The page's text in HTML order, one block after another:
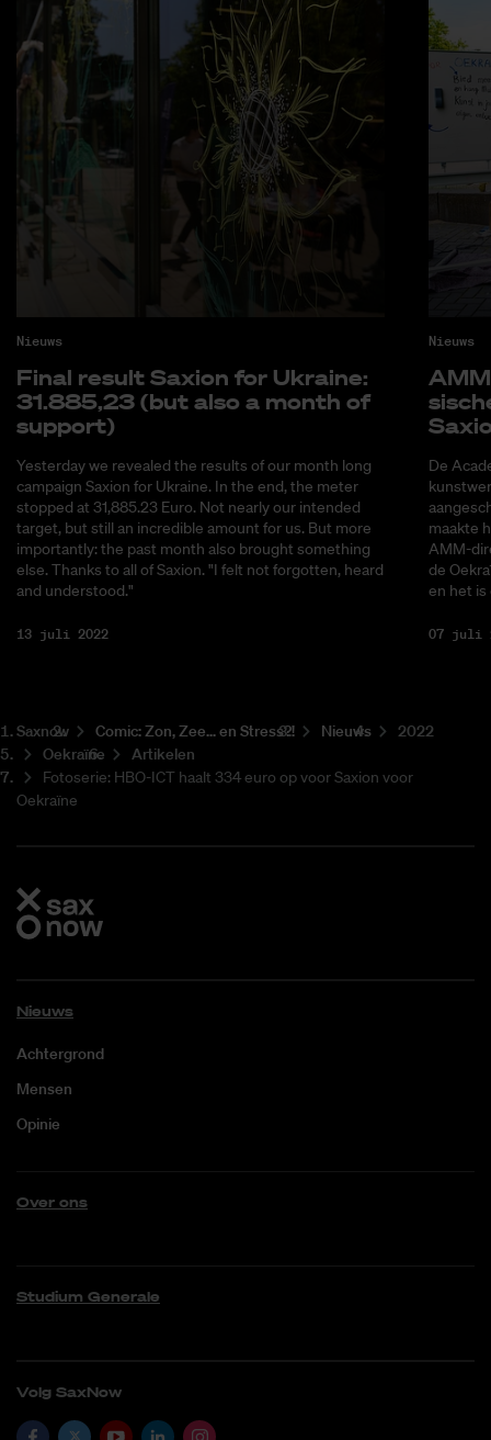
Nieuws
Fi­nal re­sult Saxi­on for Uk­rai­ne:
31.885,23 (but also a month of
sup­port)
Yesterday we revealed the results of our month long
campaign Saxion for Ukraine. In the end, the meter
stopped at 31,885.23 Euro. Not nearly our intended
target, but still an incredible amount for us. But more
importantly: the past month also brought something
else. Thanks to all of Saxion. "I felt not forgotten, heard
and understood."
13 juli 2022
Nieuws
De
maakte
AMM-
de
en het is
07 juli
Saxnow Co­mic: Zon, Zee... en Stress?! Nieuws
2022
Oekraïne
Artikelen
Fotoserie: HBO-ICT haalt 334 euro op voor Saxion voor
Oekraïne
Nieuws
Achtergrond
Mensen
Opinie
Over ons
Studium Generale
Volg SaxNow